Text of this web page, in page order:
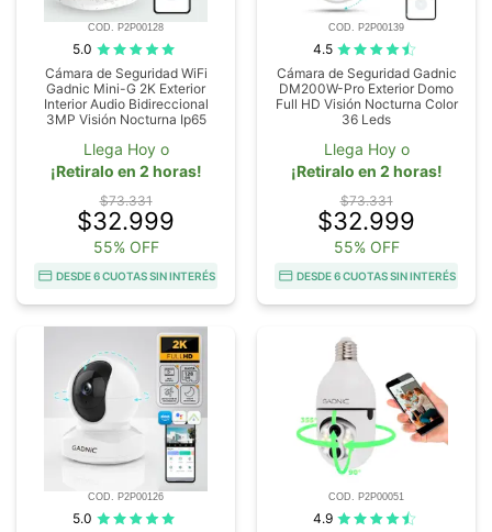
COD. P2P00128
5.0
Cámara de Seguridad WiFi
Gadnic Mini-G 2K Exterior
Interior Audio Bidireccional
3MP Visión Nocturna Ip65
Llega Hoy o
¡Retiralo en 2 horas!
$73.331
$32.999
55% OFF
DESDE 6 CUOTAS SIN INTERÉS
COD. P2P00139
4.5
Cámara de Seguridad Gadnic
DM200W-Pro Exterior Domo
Full HD Visión Nocturna Color
36 Leds
Llega Hoy o
¡Retiralo en 2 horas!
$73.331
$32.999
55% OFF
DESDE 6 CUOTAS SIN INTERÉS
COD. P2P00126
5.0
COD. P2P00051
4.9